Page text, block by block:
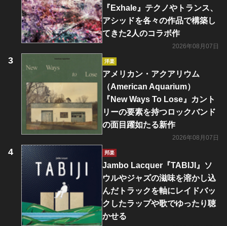
『Exhale』テクノやトランス、
アシッドを各々の作品で構築し
てきた2人のコラボ作
2026年08月07日
洋楽
アメリカン・アクアリウム
（American Aquarium）
『New Ways To Lose』カント
リーの要素を持つロックバンド
の面目躍如たる新作
2026年08月07日
邦楽
Jambo Lacquer『TABIJI』ソ
ウルやジャズの滋味を溶かし込
んだトラックを軸にレイドバッ
クしたラップや歌でゆったり聴
かせる